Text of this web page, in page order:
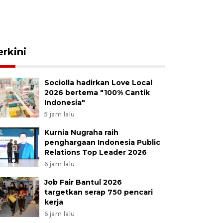
Sociolla hadirkan Love Local
2026 bertema "100% Cantik
Indonesia"
5 jam lalu
Kurnia Nugraha raih
penghargaan Indonesia Public
Relations Top Leader 2026
6 jam lalu
Job Fair Bantul 2026
targetkan serap 750 pencari
kerja
6 jam lalu